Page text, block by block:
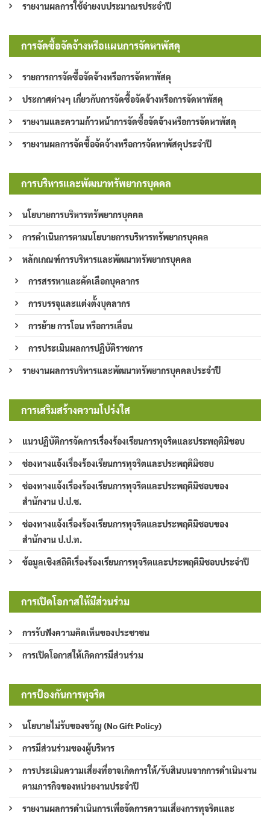
รายงานผลการใช้จ่ายงบประมาณรประจำปี
การจัดซื้อจัดจ้างหรือแผนการจัดหาพัสดุ
รายการการจัดซื้อจัดจ้างหรือการจัดหาพัสดุ
ประกาศต่างๆ เกี่ยวกับการจัดซื้อจัดจ้างหรือการจัดหาพัสดุ
รายงานและความก้าวหน้าการจัดซื้อจัดจ้างหรือการจัดหาพัสดุ
รายงานผลการจัดซื้อจัดจ้างหรือการจัดหาพัสดุประจำปี
การบริหารและพัฒนาทรัพยากรบุคคล
นโยบายการบริหารทรัพยากรบุคคล
การดำเนินการตามนโยบายการบริหารทรัพยากรบุคคล
หลักเกณฑ์การบริหารและพัฒนาทรัพยากรบุคคล
การสรรหาและคัดเลือกบุคลากร
การบรรจุและแต่งตั้งบุคลากร
การย้าย การโอน หรือการเลื่อน
การประเมินผลการปฏิบัติราชการ
รายงานผลการบริหารและพัฒนาทรัพยากรบุคคลประจำปี
การเสริมสร้างความโปร่งใส
แนวปฏิบัติการจัดการเรื่องร้องเรียนการทุจริตและประพฤติมิชอบ
ช่องทางแจ้งเรื่องร้องเรียนการทุจริตและประพฤติมิชอบ
ช่องทางแจ้งเรื่องร้องเรียนการทุจริตและประพฤติมิชอบของ
สำนักงาน ป.ป.ช.
ช่องทางแจ้งเรื่องร้องเรียนการทุจริตและประพฤติมิชอบของ
สำนักงาน ป.ป.ท.
ข้อมูลเชิงสถิติเรื่องร้องเรียนการทุจริตและประพฤติมิชอบประจำปี
การเปิดโอกาสให้มีส่วนร่วม
การรับฟังความคิดเห็นของประชาชน
การเปิดโอกาสให้เกิดการมีส่วนร่วม
การป้องกันการทุจริต
นโยบายไม่รับของขวัญ (No Gift Policy)
การมีส่วนร่วมของผู้บริหาร
การประเมินความเสี่ยงที่อาจเกิดการให้/รับสินบนจากการดำเนินงาน
ตามภารกิจของหน่วยงานประจำปี
รายงานผลการดำเนินการเพื่อจัดการความเสี่ยงการทุจริตและ